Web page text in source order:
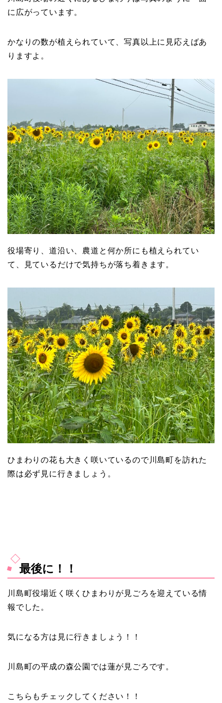
に広がっています。
かなりの数が植えられていて、写真以上に見応えばあ
りますよ。
役場寄り、道沿い、農道と何か所にも植えられてい
て、見ているだけで気持ちが落ち着きます。
ひまわりの花も大きく咲いているので川島町を訪れた
際は必ず見に行きましょう。
最後に！！
川島町役場近く咲くひまわりが見ごろを迎えている情
報でした。
気になる方は見に行きましょう！！
川島町の平成の森公園では蓮が見ごろです。
こちらもチェックしてください！！